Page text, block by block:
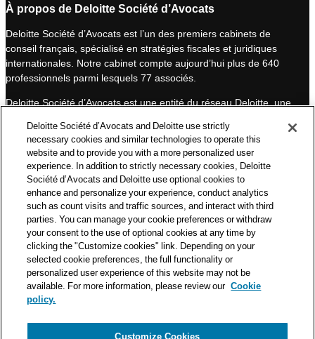
k
e
d
I
n
T
u
b
e
À propos de Deloitte Société d’Avocats
Deloitte Société d’Avocats est l’un des premiers cabinets de
conseil français, spécialisé en stratégies fiscales et juridiques
internationales. Notre cabinet compte aujourd’hui plus de 640
professionnels parmi lesquels 77 associés.
Deloitte Société d’Avocats est une entité du réseau Deloitte, une
professionnels et à ce titre, travaille avec les 50 000 fiscalistes
et juristes de Deloitte situés dans 150 pays.
Les informations contenues sur ce blog ont pour objectif
d’informer ses lecteurs de manière générale. Elles ne peuvent
en aucun cas se substituer à un conseil délivré par un
professionnel en fonction d’une situation donnée. Un soin
particulier est apporté à la rédaction de nos articles, néanmoins
Deloitte Société d’Avocats décline toute responsabilité relative
aux éventuelles erreurs et omissions qu’ils pourraient contenir.​
Deloitte Société d’Avocats and Deloitte use strictly
necessary cookies and similar technologies to operate this
website and to provide you with a more personalized user
experience. In addition to strictly necessary cookies, Deloitte
Société d’Avocats and Deloitte use optional cookies to
enhance and personalize your experience, conduct analytics
such as count visits and traffic sources, and interact with third
parties. You can manage your cookie preferences or withdraw
your consent to the use of optional cookies at any time by
clicking the "Customize cookies" link. Depending on your
selected cookie preferences, the full functionality or
personalized user experience of this website may not be
available. For more information, please review our Cookie
policy.
Customize Cookies